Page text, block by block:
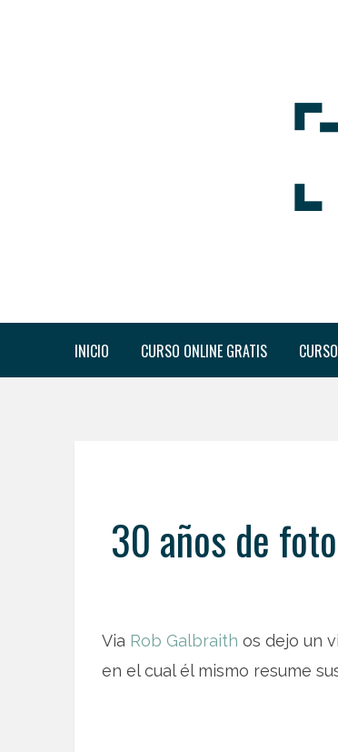
INICIO CURSO ONLINE GRATIS
30 años de
Via Rob Galbraith os dejo un
en el cual él mismo resume